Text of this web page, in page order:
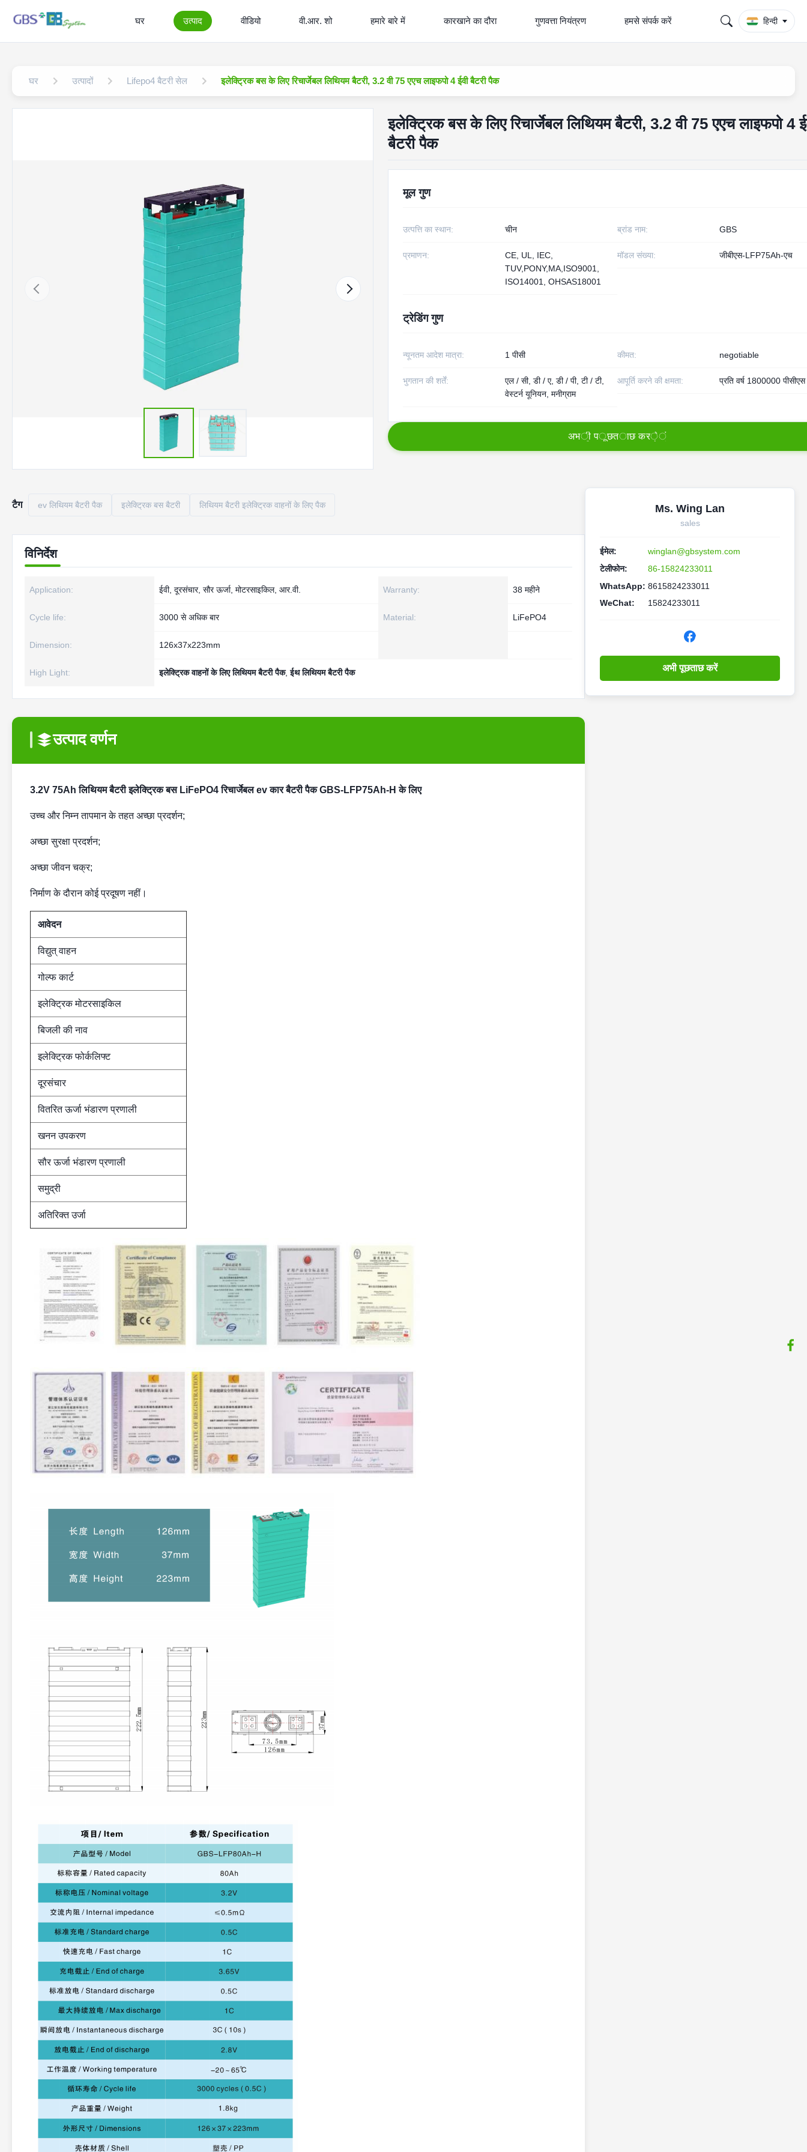
घर उत्पाद वीडियो वी.आर. शो हमारे बारे में कारखाने का दौरा गुणवत्ता नियंत्रण हमसे संपर्क करें हिन्दी
घर उत्पादों Lifepo4 बैटरी सेल इलेक्ट्रिक बस के लिए रिचार्जेबल लिथियम बैटरी, 3.2 वी 75 एएच लाइफपो 4 ईवी बैटरी पैक
इलेक्ट्रिक बस के लिए रिचार्जेबल लिथियम बैटरी, 3.2 वी 75 एएच लाइफपो 4
बैटरी पैक
मूल गुण
उत्पत्ति का स्थान: चीन ब्रांड नाम: GBS
प्रमाणन:
CE, UL, IEC,
TUV,PONY,MA,ISO9001,
ISO14001, OHSAS18001
मॉडल संख्या: जीबीएस-LFP75Ah-एच
ट्रेडिंग गुण
न्यूनतम आदेश मात्रा: 1 पीसी कीमत: negotiable
भुगतान की शर्तें:
एल / सी, डी / ए, डी / पी, टी / टी,
वेस्टर्न यूनियन, मनीग्राम
आपूर्ति करने की क्षमता: प्रति वर्ष 1800000 पीसीएस
अभी पूछताछ करें
टैग ev लिथियम बैटरी पैक इलेक्ट्रिक बस बैटरी लिथियम बैटरी इलेक्ट्रिक वाहनों के लिए पैक
विनिर्देश
Application: ईवी, दूरसंचार, सौर ऊर्जा, मोटरसाइकिल, आर.वी. Warranty: 38 महीने
Cycle life: 3000 से अधिक बार Material: LiFePO4
Dimension: 126x37x223mm
High Light: इलेक्ट्रिक वाहनों के लिए लिथियम बैटरी पैक,ईथ लिथियम बैटरी पैक
उत्पाद वर्णन
3.2V 75Ah लिथियम बैटरी इलेक्ट्रिक बस LiFePO4 रिचार्जेबल ev कार बैटरी पैक GBS-LFP75Ah-H के लिए
उच्च और निम्न तापमान के तहत अच्छा प्रदर्शन;
अच्छा सुरक्षा प्रदर्शन;
अच्छा जीवन चक्र;
निर्माण के दौरान कोई प्रदूषण नहीं।
आवेदन
विद्युत् वाहन
गोल्फ कार्ट
इलेक्ट्रिक मोटरसाइकिल
बिजली की नाव
इलेक्ट्रिक फोर्कलिफ्ट
दूरसंचार
वितरित ऊर्जा भंडारण प्रणाली
खनन उपकरण
सौर ऊर्जा भंडारण प्रणाली
समुद्री
अतिरिक्त उर्जा
Ms. Wing Lan
sales
ईमेल:
winglan@gbsystem.com
टेलीफोन:
86-15824233011
WhatsApp: 8615824233011
WeChat:
15824233011
अभी पूछताछ करें